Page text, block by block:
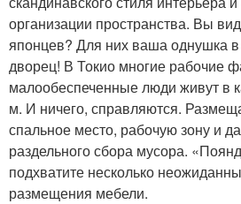
организации пространства. Вы
японцев? Для них ваша однушка
дворец! В Токио многие рабочие
малообеспеченные люди живут в
м. И ничего, справляются.
спальное место, рабочую зону и
раздельного сбора мусора.
подхватите несколько
размещения мебели.